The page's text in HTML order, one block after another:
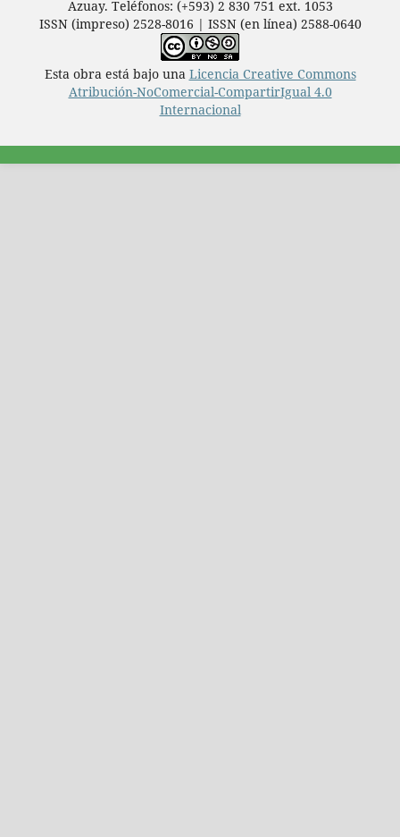
Azuay. Teléfonos: (+593) 2 830 751 ext. 1053
ISSN (impreso) 2528-8016 | ISSN (en línea) 2588-0640
Esta obra está bajo una Licencia Creative Commons
Atribución-NoComercial-CompartirIgual 4.0
Internacional